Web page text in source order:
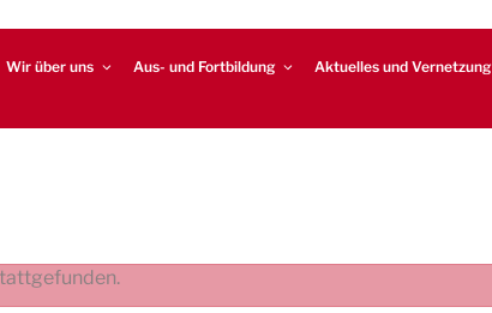
Wir über uns Aus- und Fortbildung Aktuelles und Vernetzung